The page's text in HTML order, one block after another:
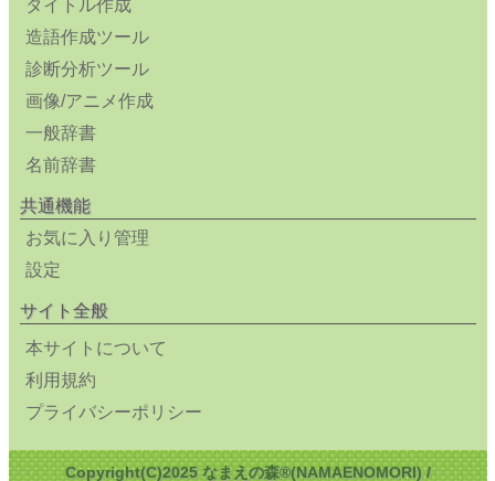
タイトル作成
造語作成ツール
診断分析ツール
画像/アニメ作成
一般辞書
名前辞書
共通機能
お気に入り管理
設定
サイト全般
本サイトについて
利用規約
プライバシーポリシー
Copyright(C)2025 なまえの森®(NAMAENOMORI) /